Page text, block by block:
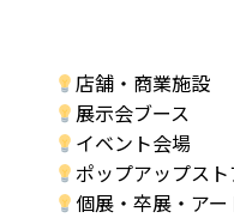
店舗・商業施設
展示会ブース
イベント会場
ポップアップスト
個展・卒展・